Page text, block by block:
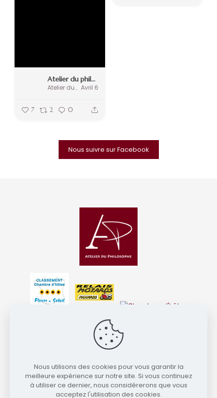
Atelier du philosophe
Atelier du philosophe Avril 6
7 2 0
Nous suivre sur Facebook
Chambre d'hôte d'exception au
cœur de l’Ardèche
40 chemin du petit Théolier- Hameau Deyras - 07410
Martina Schober :06 07 80 87 30
Christophe Landry :06 07 96 75 55
Nous utilisons des cookies pour vous garantir la
meilleure expérience sur notre site. Si vous continuez
à utiliser ce dernier, nous considérerons que vous
acceptez l'utilisation des cookies.